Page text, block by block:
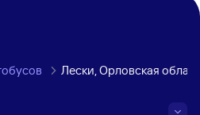
Лески, Орловская